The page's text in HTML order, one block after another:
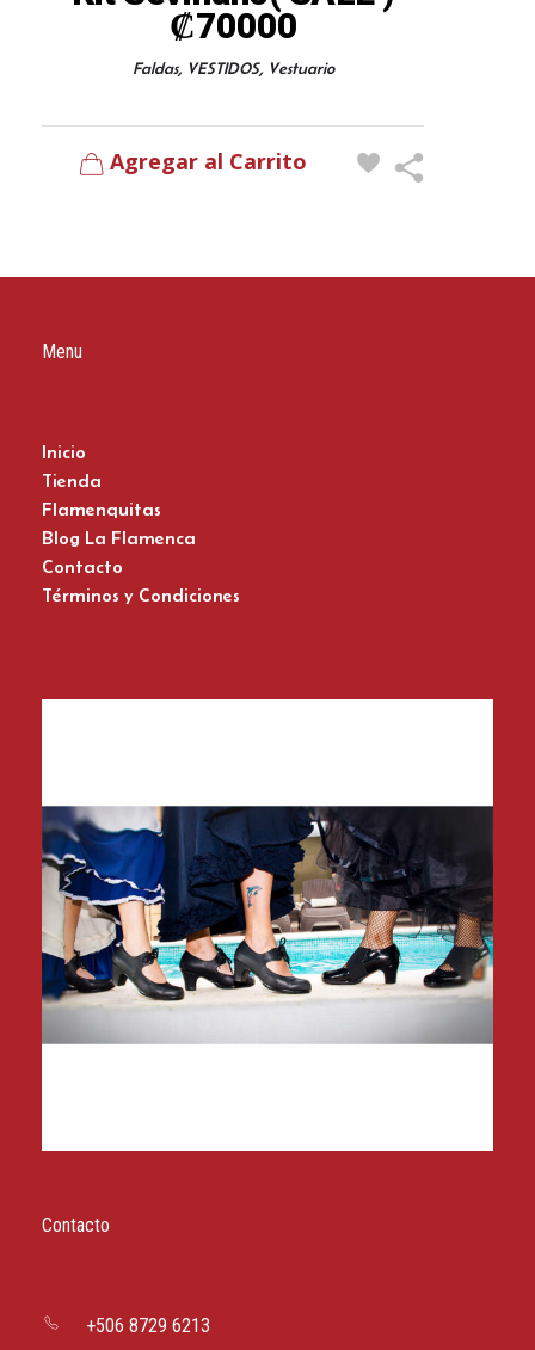
₡70000
Faldas, VESTIDOS, Vestuario
Agregar al Carrito
Menu
Inicio
Tienda
Flamenquitas
Blog La Flamenca
Contacto
Términos y Condiciones
Zapatos del Flamenco
Contacto
+506 8729 6213